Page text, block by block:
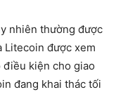
nhiên thường được
Litecoin được xem
điều kiện cho giao
đang khai thác tối